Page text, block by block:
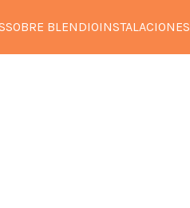
SOBRE BLENDIOINSTALACIONES